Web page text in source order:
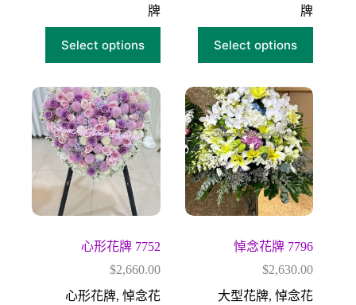
牌
Select options
牌
Select options
心形花牌 7752
$2,660.00
心形花牌, 悼念花
悼念花牌 7796
$2,630.00
大型花牌,悼念花